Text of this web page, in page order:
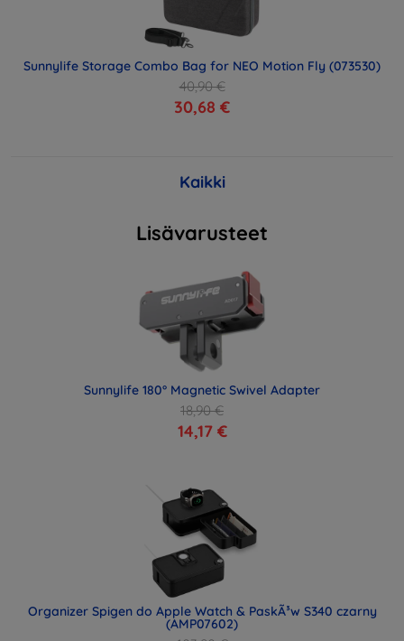
Sunnylife Storage Combo Bag for NEO Motion Fly (073530)
40,90 €
30,68 €
Kaikki
Lisävarusteet
Sunnylife 180° Magnetic Swivel Adapter
18,90 €
14,17 €
Organizer Spigen do Apple Watch & PaskÃ³w S340 czarny
(AMP07602)